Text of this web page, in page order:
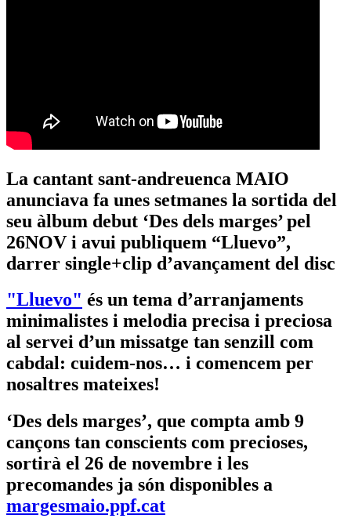
La cantant sant-andreuenca MAIO
anunciava fa unes setmanes la sortida del
seu àlbum debut ‘Des dels marges’ pel
26NOV i avui publiquem “Lluevo”,
darrer single+clip d’avançament del disc
"Lluevo" és un tema d’arranjaments
minimalistes i melodia precisa i preciosa
al servei d’un missatge tan senzill com
cabdal: cuidem-nos… i comencem per
nosaltres mateixes!
‘Des dels marges’, que compta amb 9
cançons tan conscients com precioses,
sortirà el 26 de novembre i les
precomandes ja són disponibles a
margesmaio.ppf.cat